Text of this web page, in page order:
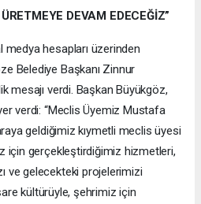
DEVAM EDECEĞİZ”
medya hesapları üzerinden
Belediye Başkanı Zinnur
mesajı verdi. Başkan Büyükgöz,
verdi: “Meclis Üyemiz Mustafa
geldiğimiz kıymetli meclis üyesi
için gerçekleştirdiğimiz hizmetleri,
ve gelecekteki projelerimizi
kültürüyle, şehrimiz için